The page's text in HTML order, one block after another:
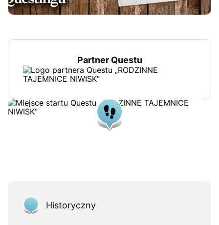
Historyczny
Partner Questu